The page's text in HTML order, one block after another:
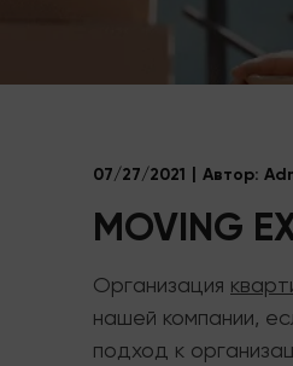
07/27/2021 Автор:
MOVING
Организация
нашей компании,
подход к